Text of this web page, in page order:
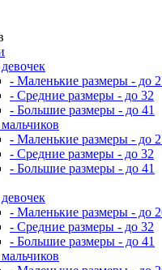
- Маленькие размеры - до
- Средние размеры - до 32
- Большие размеры - до 41
- Маленькие размеры - до
- Средние размеры - до 32
- Большие размеры - до 41
- Маленькие размеры - до
- Средние размеры - до 32
- Большие размеры - до 41